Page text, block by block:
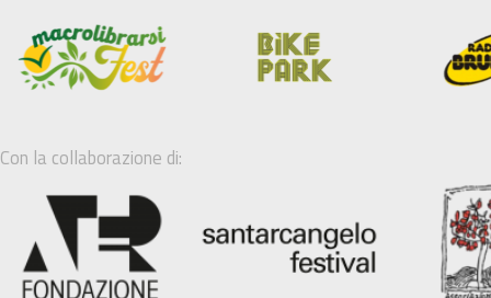
Con la collaborazione di: